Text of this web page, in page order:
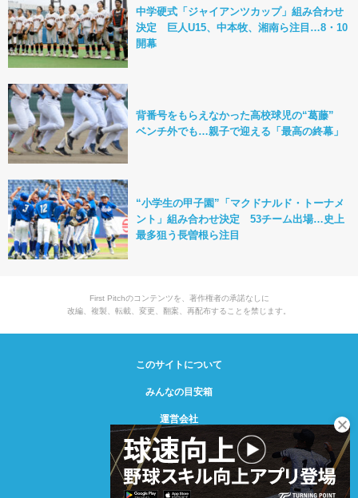
中学硬式「ジャイアンツカップ」組み合わせ
決定 巨人U15、中本牧、湘南ら注目…8・10
開幕
背番号をもらえなかった高校球児の“葛藤”
ベンチ外でも…親子で迎える「最高の終幕」
“小学生の甲子園”「マクドナルド・トーナメ
ント」組み合わせ決定 53チーム出場…史上
最多狙う長曽根ら注目
First Pitchのコンテンツを、著作権者の承諾なしに
改編、複製、転載、変更、翻案、再配布することを禁じます。
© Creative2 2021-
このサイトについて
みんなの目安箱
運営会社